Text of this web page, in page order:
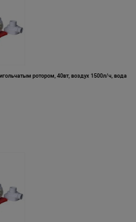
ротором, 40вт, воздух 1500л/ч, вода